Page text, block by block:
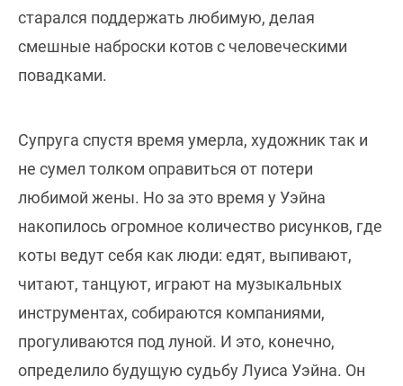
старался поддержать любимую, делая
смешные наброски котов с человеческими
повадками.
Супруга спустя время умерла, художник так и
не сумел толком оправиться от потери
любимой жены. Но за это время у Уэйна
накопилось огромное количество рисунков, где
коты ведут себя как люди: едят, выпивают,
читают, танцуют, играют на музыкальных
инструментах, собираются компаниями,
прогуливаются под луной. И это, конечно,
определило будущую судьбу Луиса Уэйна. Он